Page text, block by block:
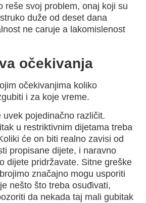
reše svoj problem, onaj koji su
duže od deset dana
ne caruje a lakomislenost
očekivanja
očekivanjima koliko
i za koje vreme.
uvek pojedinačno različit.
u restriktivnim dijetama treba
će on biti realno zavisi od
propisane dijete, i naravno
dijete pridržavate. Sitne greške
značajno mogu usporiti
nešto što treba osuđivati,
da nekada taj mali gubitak